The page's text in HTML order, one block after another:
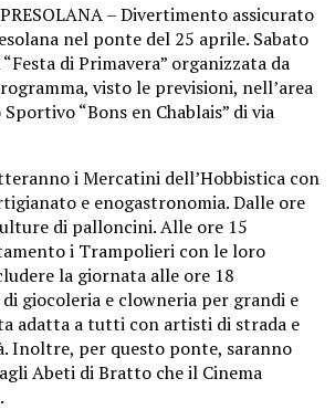
– Divertimento assicurato
nel ponte del 25 aprile. Sabato
di Primavera” organizzata da
visto le previsioni, nell’area
“Bons en Chablais” di via
i Mercatini dell’Hobbistica con
e enogastronomia. Dalle ore
di palloncini. Alle ore 15
i Trampolieri con le loro
la giornata alle ore 18
giocoleria e clowneria per grandi e
adatta a tutti con artisti di strada e
Inoltre, per questo ponte, saranno
Abeti di Bratto che il Cinema